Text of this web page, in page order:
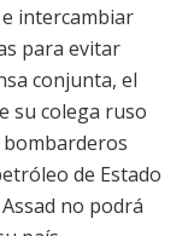
intercambiar
para evitar
conjunta, el
su colega ruso
de Estado
no podrá